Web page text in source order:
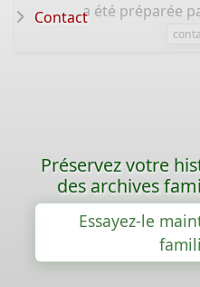
a été préparée
Contact
Préservez votre
des archives
Essayez-le